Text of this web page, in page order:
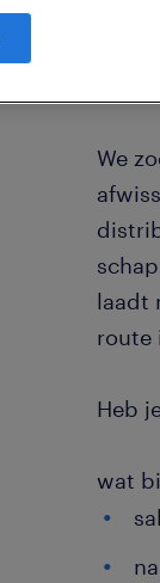
CE-
we
We
laadt
route
Heb
wat